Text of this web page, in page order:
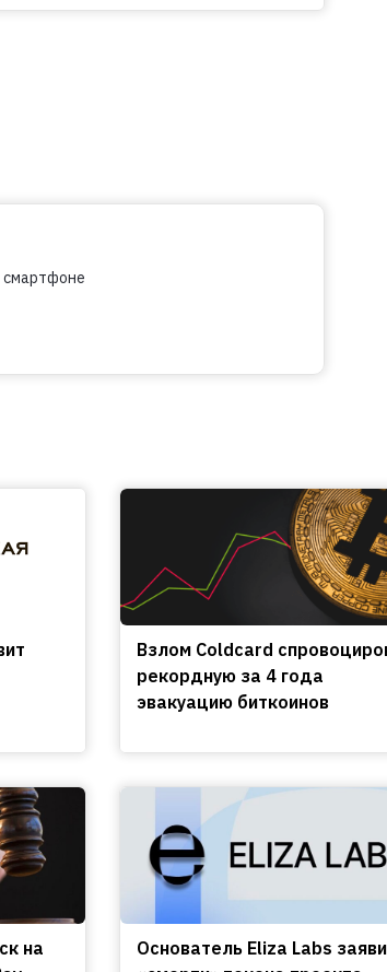
смартфоне
Взлом Coldcard
рекордную за 4 года
эвакуацию биткоинов
на
Основатель Eliza Labs